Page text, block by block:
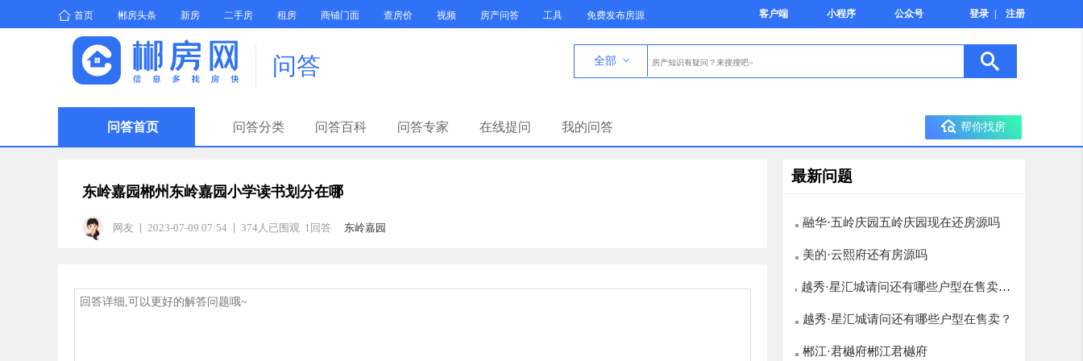
首页 郴房头条 新房 二手房 租房 商铺门面 查房价 视频 房产问答 工具 免费发布房源 客户端 小程序 公众号 登录 注册
问答 全部 
问答首页 问答分类 问答百科 问答专家 在线提问 我的问答 帮你找房
东岭嘉园郴州东岭嘉园小学读书划分在哪
网友 2023-07-09 07:54 374人已围观 1回答 东岭嘉园
最新问题
融华·五岭庆园五岭庆园现在还房源吗
美的·云熙府还有房源吗
越秀·星汇城请问还有哪些户型在售卖？
楼层选择有哪些，12层以上的有哪些
越秀·星汇城请问还有哪些户型在售卖？
郴江·君樾府郴江君樾府